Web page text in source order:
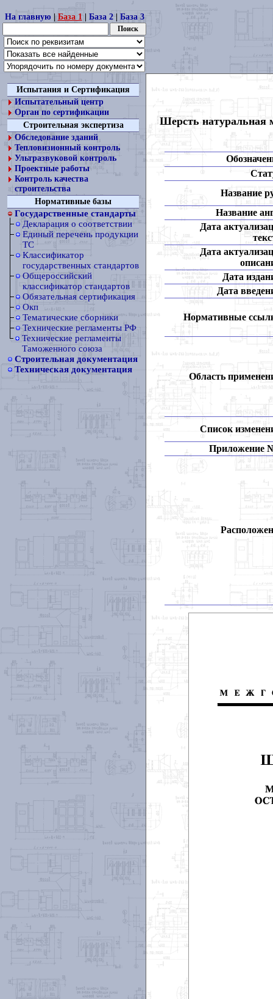
На главную| База 1| База 2| База 3
Испытания и Сертификация
Испытательный центр
Орган по сертификации
Строительная экспертиза
Обследование зданий
Тепловизионный контроль
Ультразвуковой контроль
Проектные работы
Контроль качества
строительства
Нормативные базы
Государственные стандарты
Декларация о соответствии
Единый перечень продукции
ТС
Классификатор
государственных стандартов
Общероссийский
классификатор стандартов
Обязательная сертификация
Окп
Тематические сборники
Технические регламенты РФ
Технические регламенты
Таможенного союза
Строительная документация
Техническая документация
Шерсть натуральная
Название
Название
Дата
Дата
Дата
Дата
Нормативные
Область
Список
Приложение